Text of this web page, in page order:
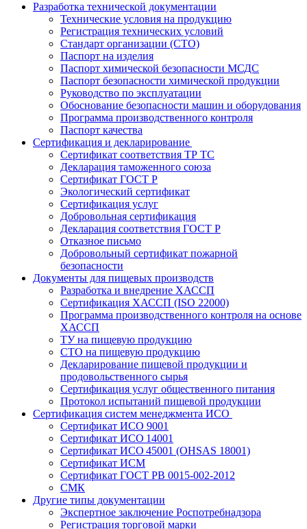
Разработка технической документации
Технические условия на продукцию
Регистрация технических условий
Стандарт организации (СТО)
Паспорт на изделия
Паспорт химической безопасности МСДС
Паспорт безопасности химической продукции
Руководство по эксплуатации
Обоснование безопасности машин и оборудования
Программа производственного контроля
Паспорт качества
Сертификация и декларирование
Сертификат соответствия ТР ТС
Декларация таможенного союза
Сертификат ГОСТ Р
Экологический сертификат
Сертификация услуг
Добровольная сертификация
Декларация соответствия ГОСТ Р
Отказное письмо
Добровольный сертификат пожарной
безопасности
Документы для пищевых производств
Разработка и внедрение ХАССП
Сертификация ХАССП (ISO 22000)
Программа производственного контроля на основе
ХАССП
ТУ на пищевую продукцию
СТО на пищевую продукцию
Декларирование пищевой продукции и
продовольственного сырья
Сертификация услуг общественного питания
Протокол испытаний пищевой продукции
Сертификация систем менеджмента ИСО
Сертификат ИСО 9001
Сертификат ИСО 14001
Сертификат ИСО 45001 (OHSAS 18001)
Сертификат ИСМ
Сертификат ГОСТ РВ 0015-002-2012
СМК
Другие типы документации
Экспертное заключение Роспотребнадзора
Регистрация торговой марки